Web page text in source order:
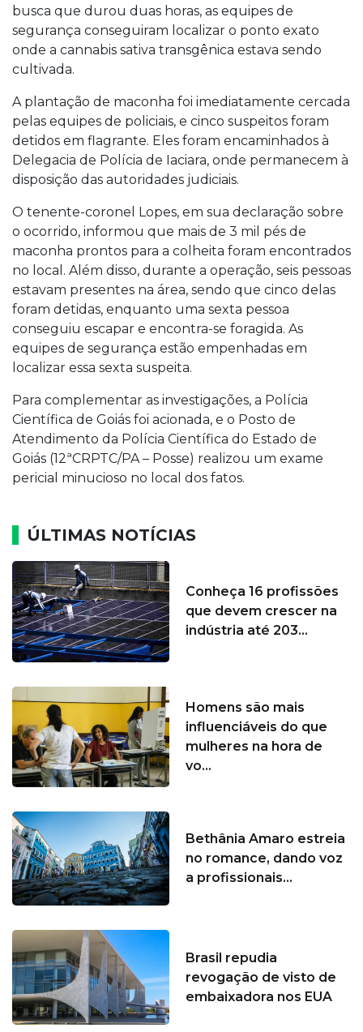
busca que durou duas horas, as equipes de
segurança conseguiram localizar o ponto exato
onde a cannabis sativa transgênica estava sendo
cultivada.
A plantação de maconha foi imediatamente cercada
pelas equipes de policiais, e cinco suspeitos foram
detidos em flagrante. Eles foram encaminhados à
Delegacia de Polícia de Iaciara, onde permanecem à
disposição das autoridades judiciais.
O tenente-coronel Lopes, em sua declaração sobre
o ocorrido, informou que mais de 3 mil pés de
maconha prontos para a colheita foram encontrados
no local. Além disso, durante a operação, seis pessoas
estavam presentes na área, sendo que cinco delas
foram detidas, enquanto uma sexta pessoa
conseguiu escapar e encontra-se foragida. As
equipes de segurança estão empenhadas em
localizar essa sexta suspeita.
Para complementar as investigações, a Polícia
Científica de Goiás foi acionada, e o Posto de
Atendimento da Polícia Científica do Estado de
Goiás (12ªCRPTC/PA – Posse) realizou um exame
pericial minucioso no local dos fatos.
ÚLTIMAS NOTÍCIAS
Conheça 16 profissões
que devem crescer na
indústria até 203...
Homens são mais
influenciáveis do que
mulheres na hora de
vo...
Bethânia Amaro estreia
no romance, dando voz
a profissionais...
Brasil repudia
revogação de visto de
embaixadora nos EUA